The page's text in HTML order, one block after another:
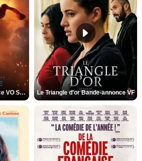
L'Odyssée Bande-annonce VO STFR Le Triangle d'or Bande-annonce VF